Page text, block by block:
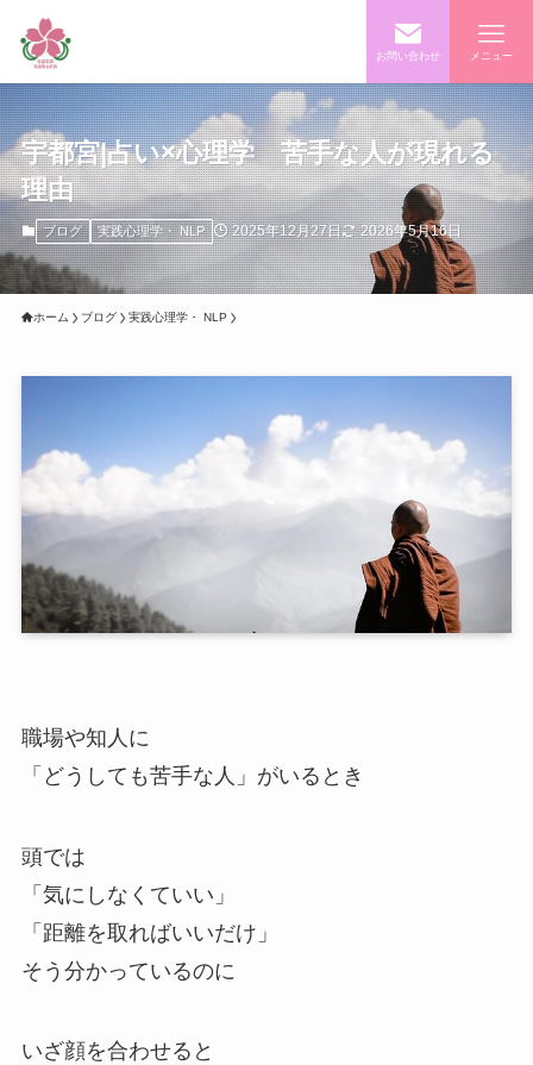
お問い合わせ メニュー
宇都宮|占い×心理学 苦手な人が現れる
理由
ブログ 実践心理学・ NLP 2025年12月27日 2026年5月16日
ホーム ブログ 実践心理学・ NLP
職場や知人に
「どうしても苦手な人」がいるとき
頭では
「気にしなくていい」
「距離を取ればいいだけ」
そう分かっているのに
いざ顔を合わせると